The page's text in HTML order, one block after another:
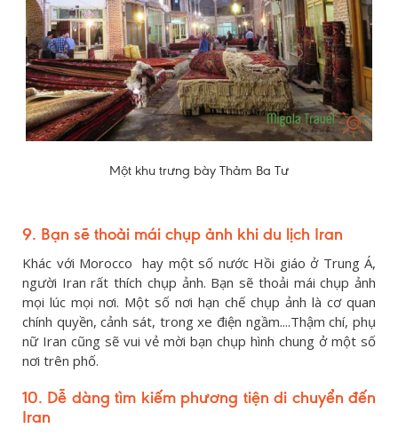
Một khu trưng bày Thảm Ba Tư
9. Bạn sẽ thoải mái chụp ảnh khi du lịch Iran
Khác với Morocco hay một số nước Hồi giáo ở Trung Á,
người Iran rất thích chụp ảnh. Bạn sẽ thoải mái chụp ảnh
mọi lúc mọi nơi. Một số nơi hạn chế chụp ảnh là cơ quan
chính quyền, cảnh sát, trong xe điện ngầm....Thậm chí, phụ
nữ Iran cũng sẽ vui vẻ mời bạn chụp hình chung ở một số
nơi trên phố.
10. Dễ dàng tìm kiếm phương tiện di chuyển đến
Iran